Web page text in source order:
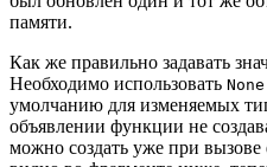
памяти.
Как же правильно задавать
Необходимо использовать None
умолчанию для изменяемых
объявлении функции не
можно создать уже при